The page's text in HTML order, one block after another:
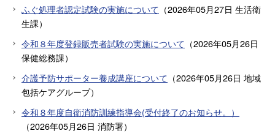
ふぐ処理者認定試験の実施について （2026年05月27日 生活衛
生課）
令和８年度登録販売者試験の実施について （2026年05月26日
保健総務課）
介護予防サポーター養成講座について （2026年05月26日 地域
包括ケアグループ）
令和８年度自衛消防訓練指導会(受付終了のお知らせ。）
（2026年05月26日 消防署）